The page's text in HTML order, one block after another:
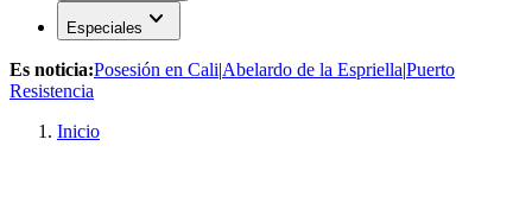
Especiales expand_more
Es noticia:Posesión en Cali|Abelardo de la Espriella|Puerto
Resistencia
Inicio